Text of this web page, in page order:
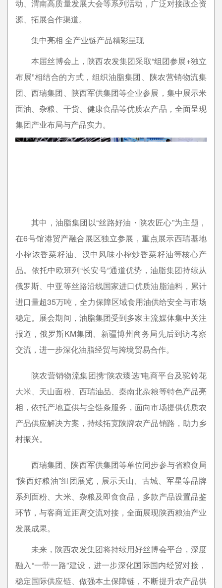
动、渭南高质量发展大会等系列活动，广泛对接政企资
源、拓展合作渠道。
集中亮相 全产业链产品精彩呈现
本届丝博会上，陕西农发集团采取“组团参展+独立
布展”相结合的方式，组织油脂集团、陕农营销物流集
团、西瑞集团、陕西军供集团等企业参展，集中展示米
面油、杂粮、干货、健康食品等优质农产品，全面呈现
集团产业布局与产品实力。
其中，油脂集团以“丝路好油・陕农匠心”为主题，
在6号馆港贸产融合展区独立参展，重点展示西瑞基地
小榨浓香菜籽油、汉中风味小榨炒香菜籽油等核心产
品。依托中欧班列“长安号”通道优势，油脂集团持续从
俄罗斯、中亚等丝路沿线国家进口优质油脂油料，累计
进口量超35万吨，全力保障区域食用油供给安全与市场
稳定。展会期间，油脂集团受到多家主流媒体集中关注
报道，俄罗斯KM集团、新疆博州商务局先后到访考察
交流，进一步深化油脂经贸与跨境贸易合作。
陕农营销物流集团携“陕农臻选”电商平台及驼铃花
大米、天山面粉、西瑞油品、秦南北杂粮等特色产品亮
相，依托产地直供与全链条服务，面向市场提供优质农
产品供应解决方案，持续拓宽陕牌农产品销路，助力乡
村振兴。
西瑞集团、陕西军供集团等单位同步参与省粮食局
“陕西好粮油”组团展览，展示天山、古城、军星等品牌
系列面粉、大米、杂粮及即食食品，多款产品设置品鉴
环节，与客商近距离交流对接，全面展现陕西粮油产业
发展成果。
未来，陕西农发集团将持续用好丝博会平台，深度
融入“一带一路”建设，进一步深化国际国内经贸对接，
稳定国际供应链、做强本土保障链，不断提升农产品供